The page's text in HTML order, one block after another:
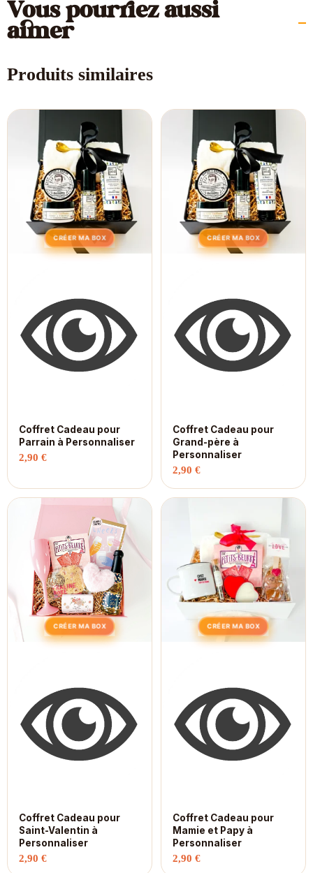
Vous pourriez aussi
aimer
Produits similaires
CRÉER MA BOX
Coffret Cadeau pour
Parrain à Personnaliser
2,90 €
CRÉER MA BOX
Coffret Cadeau pour
Grand-père à
Personnaliser
2,90 €
CRÉER MA BOX
Coffret Cadeau pour
Saint-Valentin à
Personnaliser
2,90 €
CRÉER MA BOX
Coffret Cadeau pour
Mamie et Papy à
Personnaliser
2,90 €